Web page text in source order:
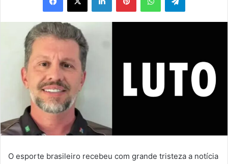
O esporte brasileiro recebeu com grande tristeza a notícia